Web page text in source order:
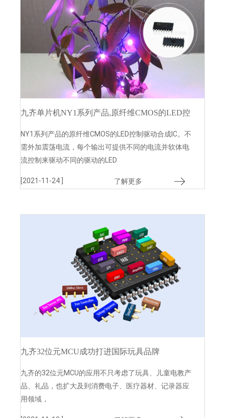
九齐单片机NY1系列产品,原纤维CMOS的LED控
NY1系列产品的原纤维CMOS的LED控制驱动合成IC。不
需外加震荡电流，每个输出可提供不同的电流并软体电
流控制来驱动不同的驱动的LED
了解更多
[2021-11-24 ]
九齐32位元MCU成功打进国际玩具品牌
九齐的32位元MCU的应用不只考虑了玩具、儿童电教产
品、礼品，也扩大及到消费电子、医疗器材、记录器应
用领域，